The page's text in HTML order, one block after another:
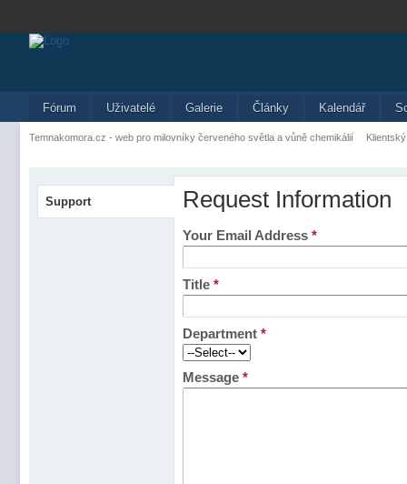
Fórum Uživatelé Galerie Články Kalendář
Temnakomora.cz - web pro milovníky červeného světla a vůně chemikálií
Support Request Information
Your Email Address *
Title *
Department *
Message *